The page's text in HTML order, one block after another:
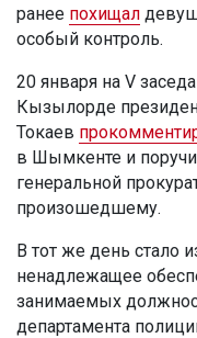
ранее похищал
особый контроль.
20 января на V
Кызылорде
Токаев
в Шымкенте и
генеральной
произошедшему.
В тот же день стало
ненадлежащее
занимаемых
департамента